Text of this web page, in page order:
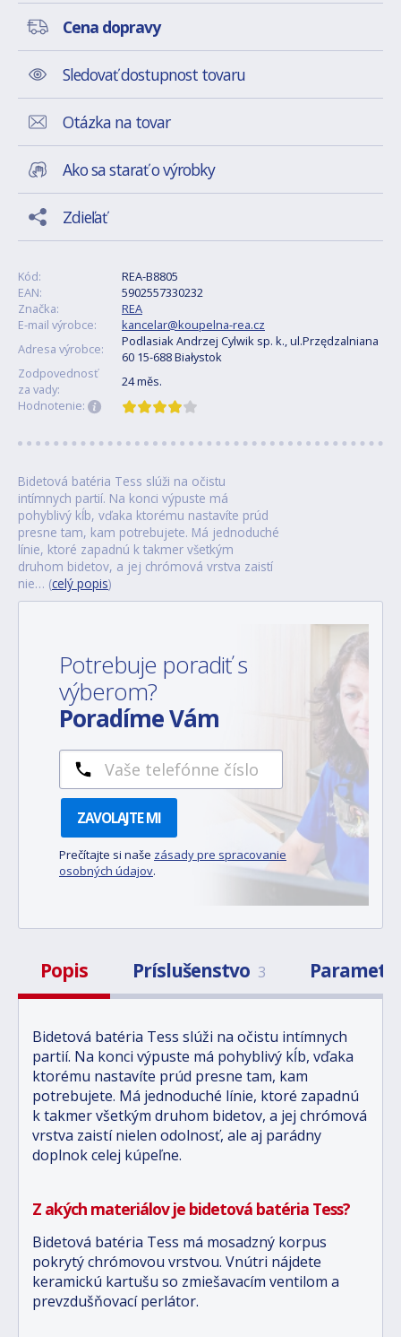
Cena dopravy
Sledovať dostupnost tovaru
Otázka na tovar
Ako sa starať o výrobky
Zdieľať
Kód:
REA-B8805
EAN:
5902557330232
Značka:
REA
E-mail výrobce:
kancelar@koupelna-rea.cz
Adresa výrobce:
Podlasiak Andrzej Cylwik sp. k., ul.Przędzalniana
60 15-688 Białystok
Zodpovednosť
za vady:
24 měs.
Hodnotenie:
Bidetová batéria Tess slúži na očistu
intímnych partií. Na konci výpuste má
pohyblivý kĺb, vďaka ktorému nastavíte prúd
presne tam, kam potrebujete. Má jednoduché
línie, ktoré zapadnú k takmer všetkým
druhom bidetov, a jej chrómová vrstva zaistí
nie… (celý popis)
Potrebuje poradiť s
výberom?
Poradíme Vám
ZAVOLAJTE MI
Prečítajte si naše zásady pre spracovanie
osobných údajov.
Popis Príslušenstvo 3
Bidetová batéria Tess slúži na očistu intímnych
partií. Na konci výpuste má pohyblivý kĺb, vďaka
ktorému nastavíte prúd presne tam, kam
potrebujete. Má jednoduché línie, ktoré zapadnú
k takmer všetkým druhom bidetov, a jej chrómová
vrstva zaistí nielen odolnosť, ale aj parádny
doplnok celej kúpeľne.
Z akých materiálov je bidetová batéria Tess?
Bidetová batéria Tess má mosadzný korpus
pokrytý chrómovou vrstvou. Vnútri nájdete
keramickú kartušu so zmiešavacím ventilom a
prevzdušňovací perlátor.